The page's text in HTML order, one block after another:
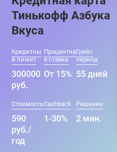
Тинькофф Азбука
Вкуса
Кредитны
й лимит
300000
руб.
Процентна
я ставка
От 15%
Грейс
период
55 дней
Стоимость
590
руб./
год
Cashback
1-30%
Решение
2 мин.